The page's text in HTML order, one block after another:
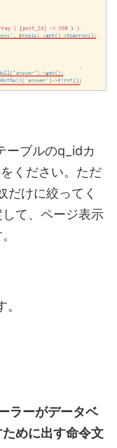
ーブルのq_idカ
ください。ただ
だけに絞ってく
て、ページ表示
ラーがデータベ
めに出す命令文